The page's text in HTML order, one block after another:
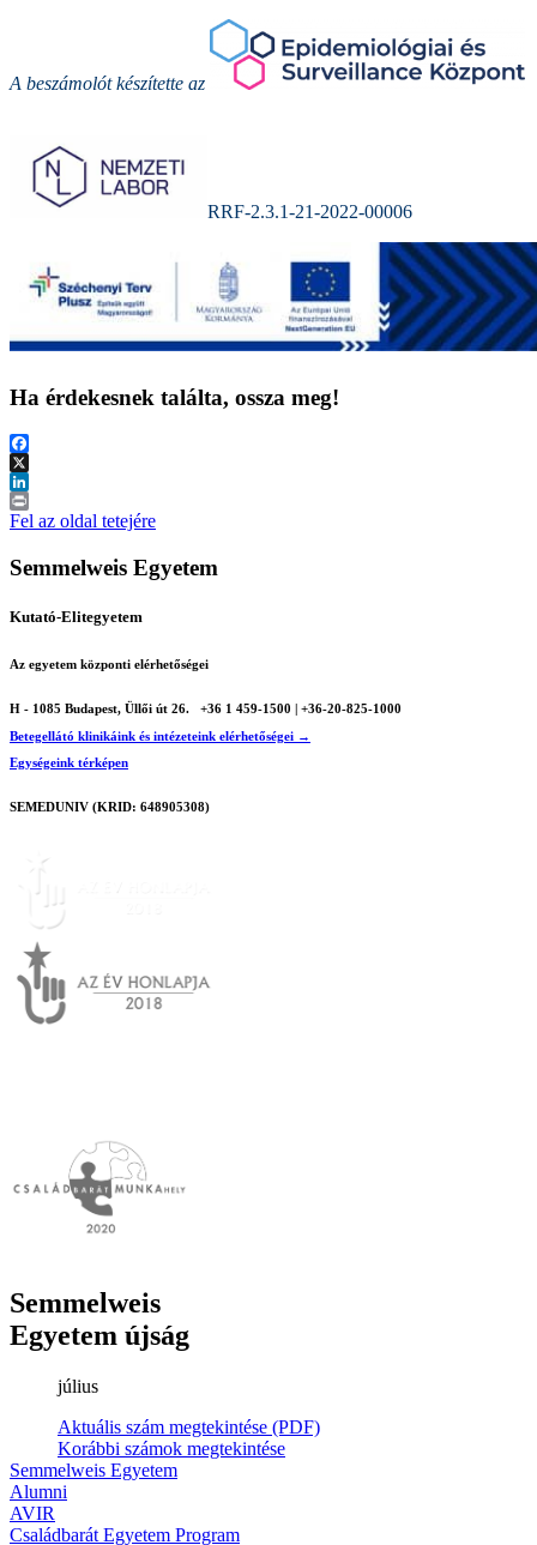
A beszámolót készítette az
RRF-2.3.1-21-2022-00006
Ha érdekesnek találta, ossza meg!
Facebook
X
LinkedIn
Print
Fel az oldal tetejére
Semmelweis Egyetem
Kutató-Elitegyetem
Az egyetem központi elérhetőségei
H - 1085 Budapest, Üllői út 26.
+36 1 459-1500 | +36-20-825-1000
Betegellátó klinikáink és intézeteink elérhetőségei →
Egységeink térképen
SEMEDUNIV (KRID: 648905308)
Semmelweis
Egyetem újság
július
Aktuális szám megtekintése (PDF)
Korábbi számok megtekintése
Semmelweis Egyetem
Alumni
AVIR
Családbarát Egyetem Program